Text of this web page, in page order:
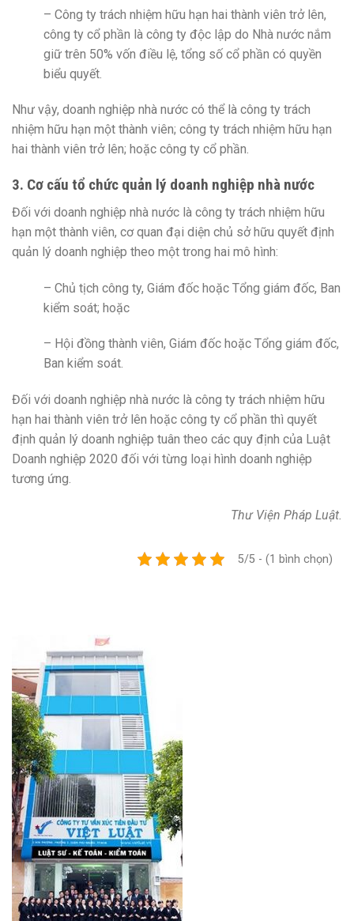
– Công ty trách nhiệm hữu hạn hai thành viên trở lên,
công ty cổ phần là công ty độc lập do Nhà nước nắm
giữ trên 50% vốn điều lệ, tổng số cổ phần có quyền
biểu quyết.
Như vậy, doanh nghiệp nhà nước có thể là công ty trách
nhiệm hữu hạn một thành viên; công ty trách nhiệm hữu hạn
hai thành viên trở lên; hoặc công ty cổ phần.
3. Cơ cấu tổ chức quản lý doanh nghiệp nhà nước
Đối với doanh nghiệp nhà nước là công ty trách nhiệm hữu
hạn một thành viên, cơ quan đại diện chủ sở hữu quyết định
quản lý doanh nghiệp theo một trong hai mô hình:
– Chủ tịch công ty, Giám đốc hoặc Tổng giám đốc, Ban
kiểm soát; hoặc
– Hội đồng thành viên, Giám đốc hoặc Tổng giám đốc,
Ban kiểm soát.
Đối với doanh nghiệp nhà nước là công ty trách nhiệm hữu
hạn hai thành viên trở lên hoặc công ty cổ phần thì quyết
định quản lý doanh nghiệp tuân theo các quy định của Luật
Doanh nghiệp 2020 đối với từng loại hình doanh nghiệp
tương ứng.
Thư Viện Pháp Luật.
5/5 - (1 bình chọn)